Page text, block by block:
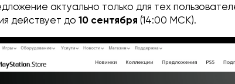
актуально только для тех
действует до10 сентября (14:00 МСК).